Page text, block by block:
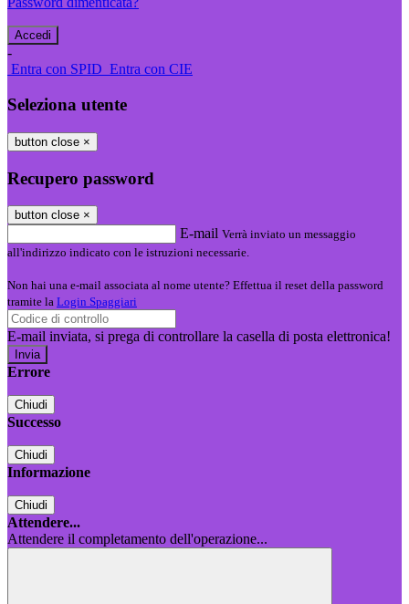
-
Entra con SPID Entra con CIE
Seleziona utente
button close ×
Recupero password
button close ×
E-mail Verrà inviato un messaggio
all'indirizzo indicato con le istruzioni necessarie.
Non hai una e-mail associata al nome utente? Effettua il reset della password
tramite la Login Spaggiari
E-mail inviata, si prega di controllare la casella di posta elettronica!
Errore
Chiudi
Successo
Chiudi
Informazione
Chiudi
Attendere...
Attendere il completamento dell'operazione...